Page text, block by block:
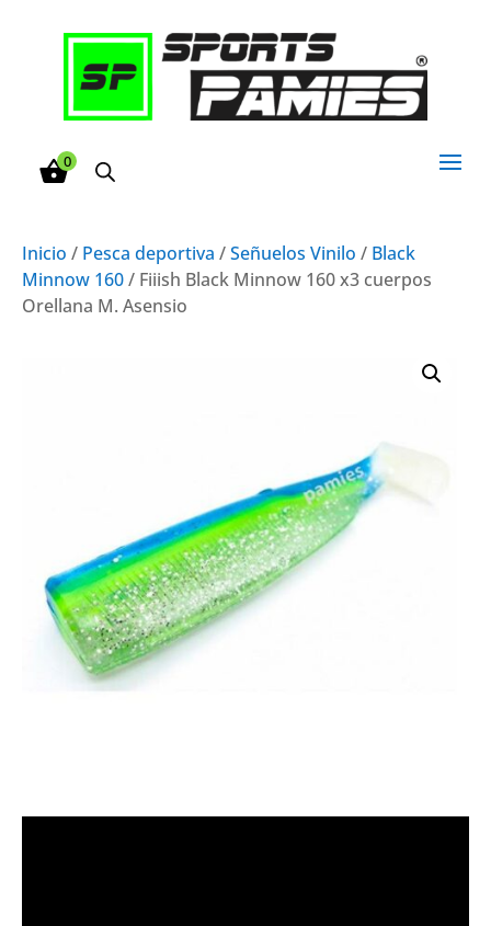
0
Inicio / Pesca deportiva /Señuelos Vinilo / Black
Minnow 160/ Fiiish Black Minnow 160 x3 cuerpos
Orellana M. Asensio